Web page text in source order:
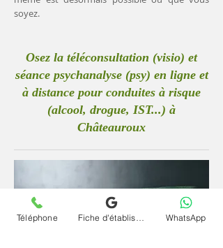
soyez.
Osez la téléconsultation (visio) et
séance psychanalyse (psy) en ligne et
à distance pour conduites à risque
(alcool, drogue, IST...) à
Châteauroux
Téléphone WhatsApp